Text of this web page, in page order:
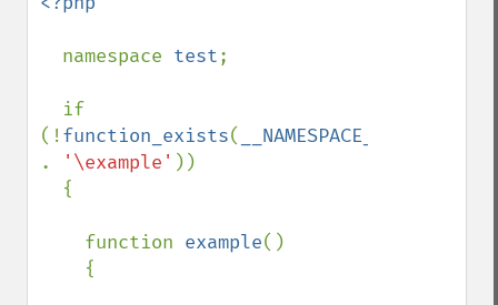
namespace test;
(!function_exists(
.
'\example' ))
    function
example()